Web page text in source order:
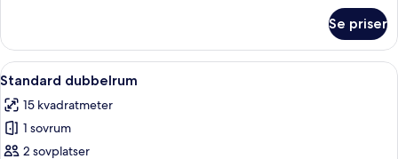
dubbelrum
eller
tvåbäddsrum
Se priser
Öppna
alla
foton
för
Standard
Ett hotellrum med en stor säng, två
5
Standard dubbelrum
15 kvadratmeter
1 sovrum
2 sovplatser